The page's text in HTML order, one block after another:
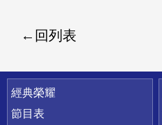
回列表
快速連結
經典榮耀
節目表